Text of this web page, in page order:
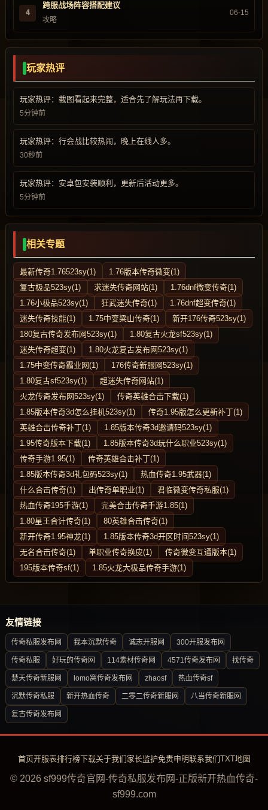
4
跨服战场阵容搭配建议
攻略
06-15
玩家热评
玩家热评：截图看起来完整，适合先了解玩法再下载。
5分钟前
玩家热评：行会战比较热闹，晚上在线人多。
30秒前
玩家热评：安卓包安装顺利，更新后活动更多。
5分钟前
相关专题
最新传奇1.76523sy(1)
1.76版本传奇微变(1)
复古极品523sy(1)
求迷失传奇网站(1)
1.76dnf微变传奇(1)
1.76小极品523sy(1)
狂武迷失传奇(1)
1.76dnf超变传奇(1)
迷失传奇技能(1)
1.75中变梁山传奇(1)
新开176传奇523sy(1)
180复古传奇发布网523sy(1)
1.80复古火龙sf523sy(1)
迷失传奇超变(1)
1.80火龙复古发布网523sy(1)
1.75中变传奇霸业网(1)
176传奇新服网523sy(1)
1.80复古sf523sy(1)
超迷失传奇网站(1)
火龙传奇发布网523sy(1)
传奇英雄合击下载(1)
1.85版本传奇3d怎么挂机523sy(1)
传奇1.95版怎么更新补丁(1)
英雄合击传奇补丁(1)
1.85版本传奇3d邀请码523sy(1)
1.95传奇版本下载(1)
1.85版本传奇3d玩什么职业523sy(1)
传奇手游1.95(1)
传奇英雄合击补丁(1)
1.85版本传奇3d礼包码523sy(1)
热血传奇1.95武器(1)
什么合击传奇(1)
出传奇单职业(1)
君临微变传奇私服(1)
热血传奇195手游(1)
完美合击传奇手游1.85(1)
1.80星王合计传奇(1)
80英雄合击传奇(1)
新开传奇1.95神龙(1)
1.85版本传奇3d开区时间523sy(1)
无名合击传奇(1)
单职业传奇换皮(1)
传奇微变互通版本(1)
195版本传奇sf(1)
1.85火龙大极品传奇手游(1)
友情链接
传奇私服发布网 我本沉默传奇 诚志开服网 300开服发布网
传奇私服 好玩的传奇网 114素材传奇网 4571传奇发布网 找传奇
楚天传奇新服网 lomo窝传奇发布网 zhaosf 热血传奇sf
沉默传奇私服 新开热血传奇 二零二传奇新服网 八当传奇新服网
复古传奇发布网
首页开服表排行榜下载关于我们 家长监护免责申明联系我们TXT地图
© 2026 sf999传奇官网-传奇私服发布网-正版新开热血传奇-
sf999.com